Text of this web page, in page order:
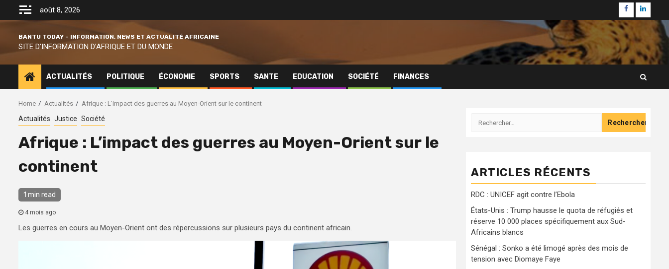
août 8, 2026 Facebook
BANTU TODAY – INFORMATION, NEWS ET ACTUALITÉ AFRICAINE
SITE D’INFORMATION D’AFRIQUE ET DU MONDE
ACTUALITÉS POLITIQUE ÉCONOMIE SPORTS SANTE EDUCATION SOCIÉTÉ FINANCES
Home Actualités Afrique : L’impact des guerres au Moyen-Orient sur le continent
Actualités Justice Société
Afrique : L’impact des guerres au Moyen-Orient sur le
continent
1 min read
4 mois ago
Les guerres en cours au Moyen-Orient ont des répercussions sur plusieurs pays du continent africain.
Rechercher :
ARTICLES RÉCENTS
RDC : UNICEF agit contre l’Ebola
États-Unis : Trump hausse le quota de réfugiés et
réserve 10 000 places spécifiquement aux Sud-
Africains blancs
Sénégal : Sonko a été limogé après des mois de
tension avec Diomaye Faye